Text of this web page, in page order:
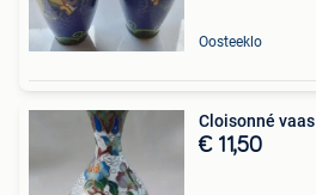
Oosteeklo
Cloisonné vaas
€ 11,50